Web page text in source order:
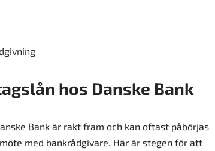
hos Danske Bank
Bank är rakt fram och kan oftast påbörjas
med bankrådgivare. Här är stegen för att